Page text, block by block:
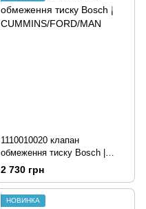
1110010020 клапан
обмеження тиску Bosch |
CUMMINS/FORD/MAN
2 730 грн
НОВИНКА